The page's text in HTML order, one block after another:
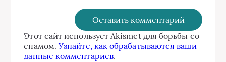
Этот сайт использует Akismet для борьбы со
спамом.Узнайте, как обрабатываются ваши
данные комментариев.